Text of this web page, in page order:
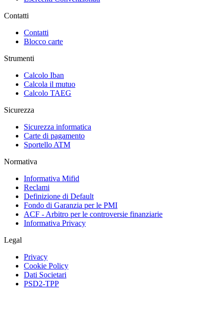
Contatti
Contatti
Blocco carte
Strumenti
Calcolo Iban
Calcola il mutuo
Calcolo TAEG
Sicurezza
Sicurezza informatica
Carte di pagamento
Sportello ATM
Normativa
Informativa Mifid
Reclami
Definizione di Default
Fondo di Garanzia per le PMI
ACF - Arbitro per le controversie finanziarie
Informativa Privacy
Legal
Privacy
Cookie Policy
Dati Societari
PSD2-TPP